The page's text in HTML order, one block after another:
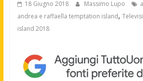
18 Giugno 2018 Massimo Lupo
andrea e raffaella temptation island,
island 2018